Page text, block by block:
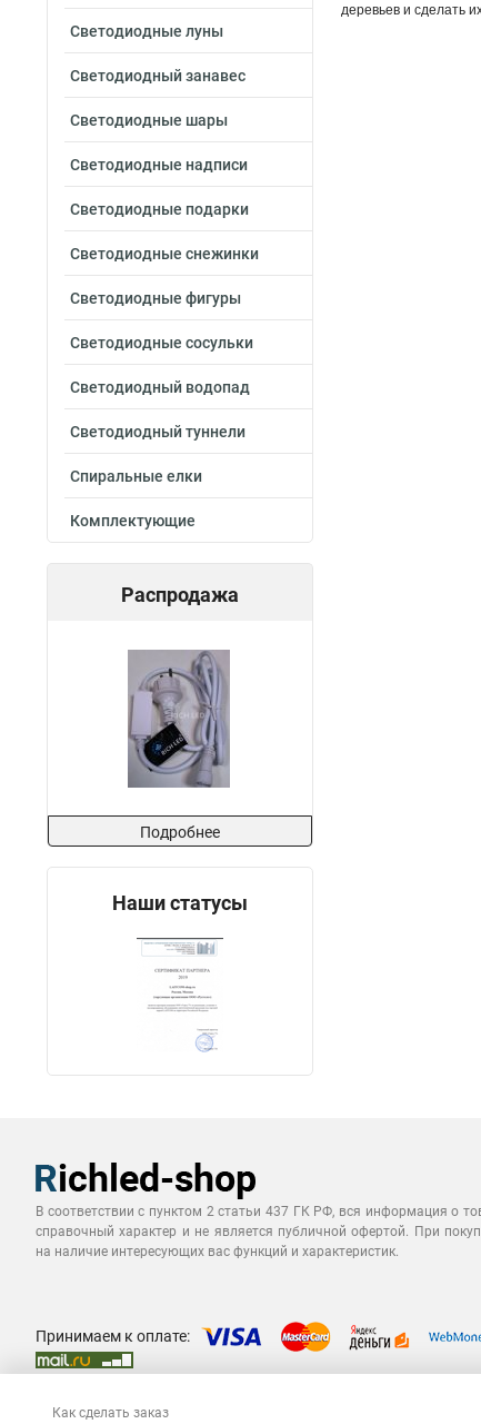
Светодиодные луны
Светодиодный занавес
Светодиодные шары
Светодиодные надписи
Светодиодные подарки
Светодиодные снежинки
Светодиодные фигуры
Светодиодные сосульки
Светодиодный водопад
Светодиодный туннели
Спиральные елки
Комплектующие
Распродажа
Подробнее
Наши статусы
деревьев и сделать
В соответствии с пунктом 2 статьи 437 ГК РФ, вся информация о
справочный характер и не является публичной офертой. При
на наличие интересующих вас функций и характеристик.
Принимаем к оплате:
Как сделать заказ